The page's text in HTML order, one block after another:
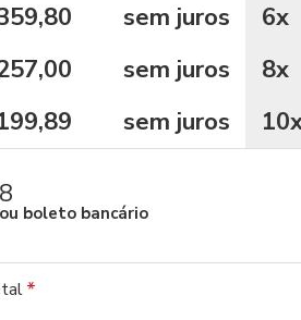
sem juros 6x
sem juros 8x
sem juros
boleto bancário